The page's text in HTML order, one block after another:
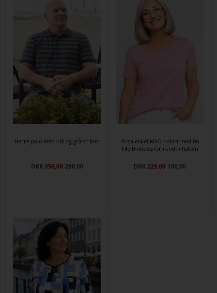
Herre polo med blå og grå striber
DKK350,00 280,00
Rosa enkel MXO t-shirt med fin
lille blondesnor rundt i halsen
DKK225,00 180,00